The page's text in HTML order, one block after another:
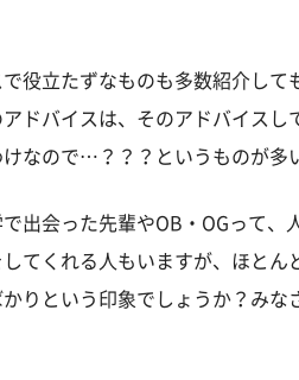
役立たずなものも多数紹介して
ドバイスは、そのアドバイスし
なので…？？？というものが多
出会った先輩やOB・OGって、
てくれる人もいますが、ほとん
りという印象でしょうか？みな